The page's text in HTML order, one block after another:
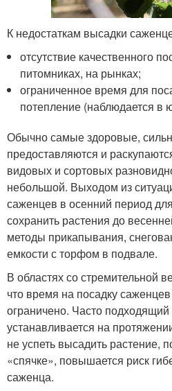
К недостаткам высадки
отсутствие качественного
питомниках, на рынках;
ограниченное время для
потепление (наблюдается в
Обычно самые здоровые,
предоставляются и
видовых и сортовых
небольшой. Выходом из
саженцев в осенний период
сохранить растения до
методы прикапывания,
емкости с торфом в подвале.
В областях со стремительной
что время на посадку
ограничено. Часто
устанавливается на
не успеть высадить растение,
«спячке», повышается риск
саженца.